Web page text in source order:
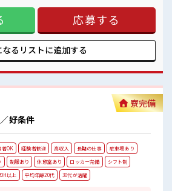
スーパーマーケットもあるので休憩時間も
られる美味しい食堂完備！
所/シャワールーム完備★
！ ・無料駐車場完備なのでマイカー通勤可能♪
高時給1500円から！ ・残業30時間程度あるの
かり稼げる！ 《働く環境◎》 ・一人一台冷風
場は1日一本飲み物の支給もあります♪ ・未経
輩や社員の方は丁寧に指導してくれるので安心
装に困らない ■職場の雰囲気 ・徒歩5
るので休憩時間も充実♪ ・1食500円程度で食べ
い食堂完備！ ・鍵付きロッカー/休憩所/シャワ
応募する
なるリストに追加する
好条件
寮完備
者OK 経験者歓迎 高収入 長期の仕事
駐車場あり
制服あり 休憩室あり ロッカー完備
シフト制
以上
平均年齢20代 30代が活躍